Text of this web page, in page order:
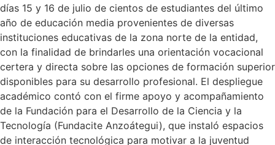
días 15 y 16 de julio de cientos de estudiantes del último
año de educación media provenientes de diversas
instituciones educativas de la zona norte de la entidad,
con la finalidad de brindarles una orientación vocacional
certera y directa sobre las opciones de formación superior
disponibles para su desarrollo profesional. El despliegue
académico contó con el firme apoyo y acompañamiento
de la Fundación para el Desarrollo de la Ciencia y la
Tecnología (Fundacite Anzoátegui), que instaló espacios
de interacción tecnológica para motivar a la juventud